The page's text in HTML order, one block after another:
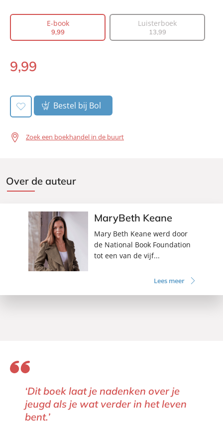
Vertaler:
Anna Livestro
Aantal pagina's:
512
Verschijningsdatum:
E-book
9,99
Luisterboek
13,99
E-
9,99
Bestel bij Bol
Zoek een boekhandel in de buurt
Over de auteur
MaryBeth Keane
Mary Beth Keane werd door
de National Book Foundation
tot een van de vijf...
Lees meer
‘Dit boek laat je nadenken over je
jeugd als je wat verder in het leven
bent.’